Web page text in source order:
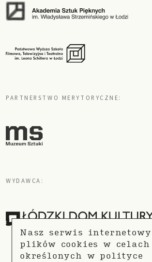
PARTNERSTWO MERYTORYCZNE:
WYDAWCA:
Nasz serwis
plików cookies w celach
określonych w polityce